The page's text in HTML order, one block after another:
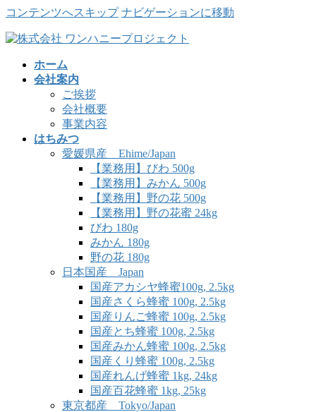
コンテンツへスキップ ナビゲーションに移動
ホーム
会社案内
ご挨拶
会社概要
事業内容
はちみつ
愛媛県産 Ehime/Japan
【業務用】びわ 500g
【業務用】みかん 500g
【業務用】野の花 500g
【業務用】野の花蜜 24kg
びわ 180g
みかん 180g
野の花 180g
日本国産 Japan
国産アカシヤ蜂蜜100g, 2.5kg
国産さくら蜂蜜 100g, 2.5kg
国産りんご蜂蜜 100g, 2.5kg
国産とち蜂蜜 100g, 2.5kg
国産みかん蜂蜜 100g, 2.5kg
国産くり蜂蜜 100g, 2.5kg
国産れんげ蜂蜜 1kg, 24kg
国産百花蜂蜜 1kg, 25kg
東京都産 Tokyo/Japan